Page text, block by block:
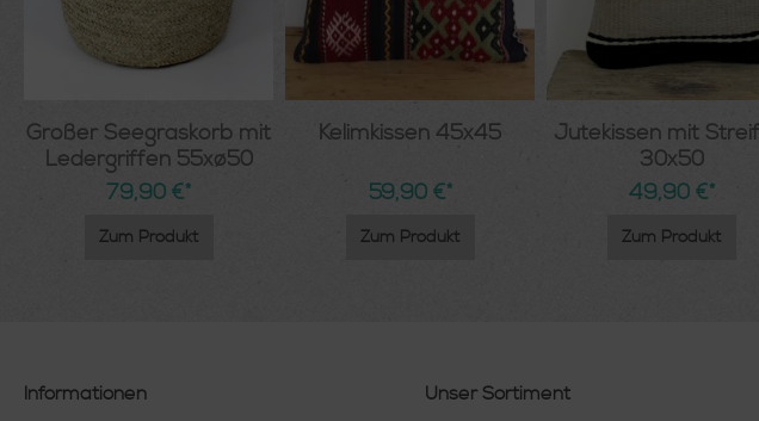
Großer Seegraskorb mit
Ledergriffen 55xø50
79,90 €*
Zum Produkt
Kelimkissen 45x45
59,90 €*
Zum Produkt
Jutekissen mit
30x50
49,90 €*
Zum Produkt
Informationen
Unser Sortiment